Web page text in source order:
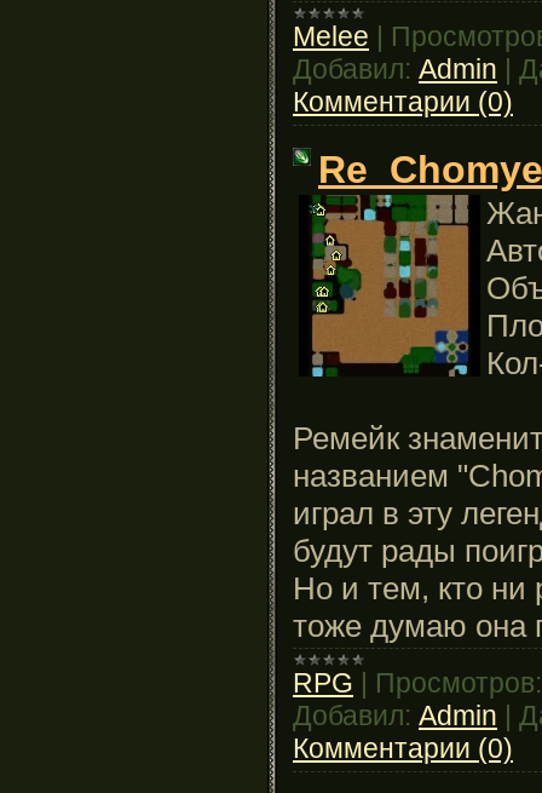
Melee
Добавил: Admin
Комментарии (0)
Ремейк
названием
играл в эту
будут рады
Но и тем, кто ни
тоже думаю она
RPG
Просмотров:
Добавил: Admin
Комментарии (0)